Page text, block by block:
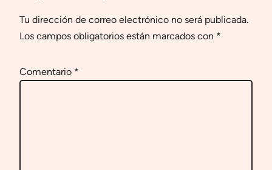
Tu dirección de correo electrónico no será publicada.
Los campos obligatorios están marcados con *
Comentario *